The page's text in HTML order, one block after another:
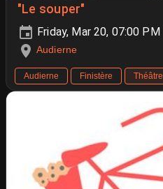
"Le souper"
Friday, Mar 20, 07:00 PM
Audierne
Audierne Finistère Théâtre